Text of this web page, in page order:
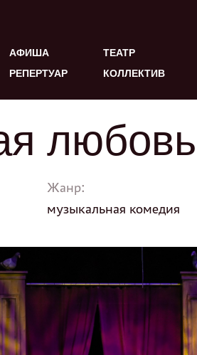
АФИША
РЕПЕРТУАР
ТЕАТР
КОЛЛЕКТИВ
любовь
Жанр:
музыкальная комедия